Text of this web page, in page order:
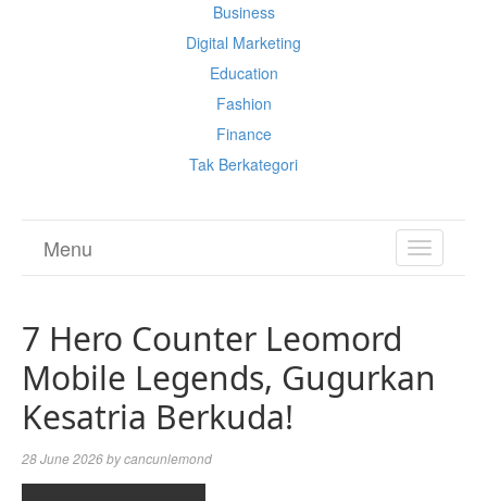
Business
Digital Marketing
Education
Fashion
Finance
Tak Berkategori
TOGGLE
Menu
7 Hero Counter Leomord
Mobile Legends, Gugurkan
Kesatria Berkuda!
28 June 2026bycancunlemond